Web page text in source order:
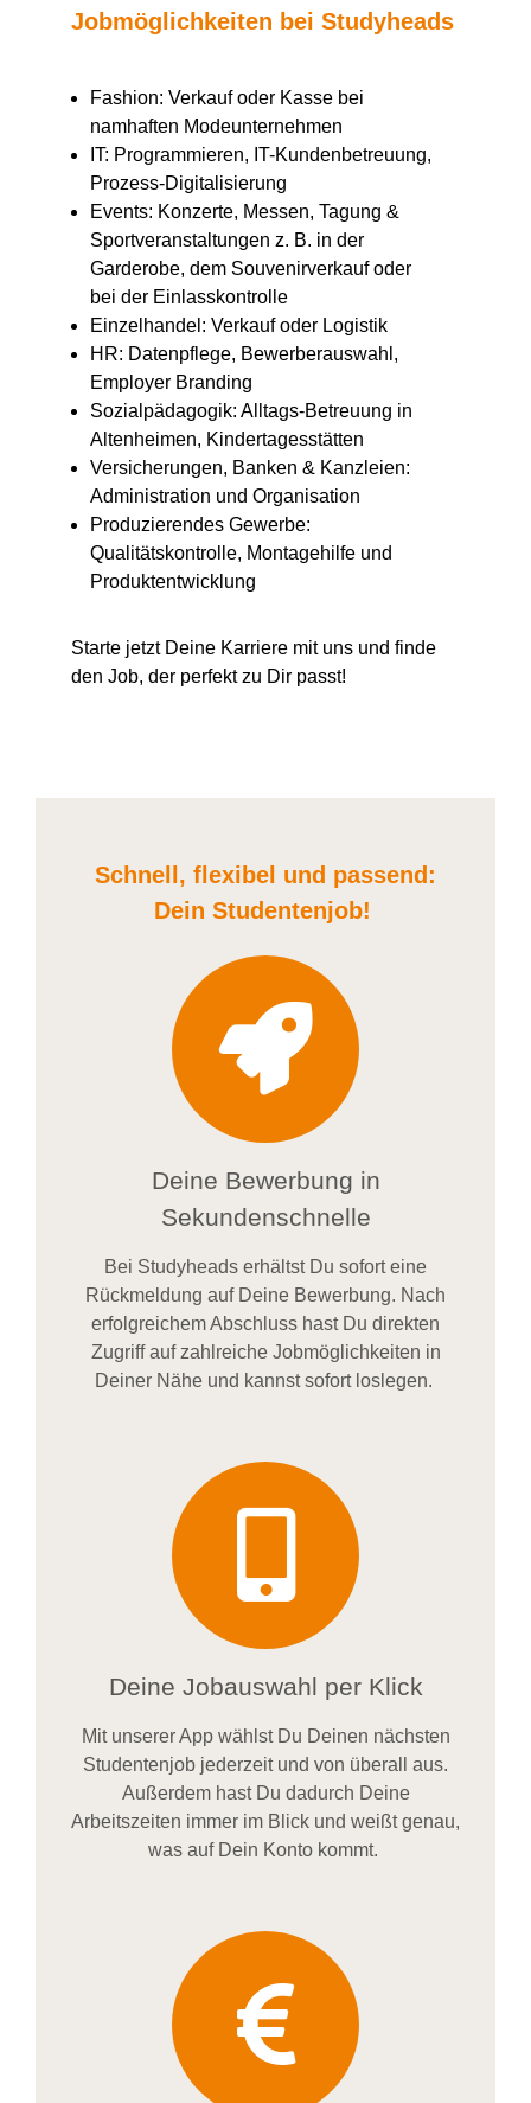
Jobmöglichkeiten bei Studyheads
Fashion: Verkauf oder Kasse bei
namhaften Modeunternehmen
IT: Programmieren, IT-Kundenbetreuung,
Prozess-Digitalisierung
Events: Konzerte, Messen, Tagung &
Sportveranstaltungen z. B. in der
Garderobe, dem Souvenirverkauf oder
bei der Einlasskontrolle
Einzelhandel: Verkauf oder Logistik
HR: Datenpflege, Bewerberauswahl,
Employer Branding
Sozialpädagogik: Alltags-Betreuung in
Altenheimen, Kindertagesstätten
Versicherungen, Banken & Kanzleien:
Administration und Organisation
Produzierendes Gewerbe:
Qualitätskontrolle, Montagehilfe und
Produktentwicklung
Starte jetzt Deine Karriere mit uns und finde
den Job, der perfekt zu Dir passt!
Schnell, flexibel und passend:
Dein Studentenjob!
Deine Bewerbung in
Sekundenschnelle
Bei Studyheads erhältst Du sofort eine
Rückmeldung auf Deine Bewerbung. Nach
erfolgreichem Abschluss hast Du direkten
Zugriff auf zahlreiche Jobmöglichkeiten in
Deiner Nähe und kannst sofort loslegen.
Deine Jobauswahl per Klick
Mit unserer App wählst Du Deinen nächsten
Studentenjob jederzeit und von überall aus.
Außerdem hast Du dadurch Deine
Arbeitszeiten immer im Blick und weißtgenau,
was auf Dein Konto kommt.